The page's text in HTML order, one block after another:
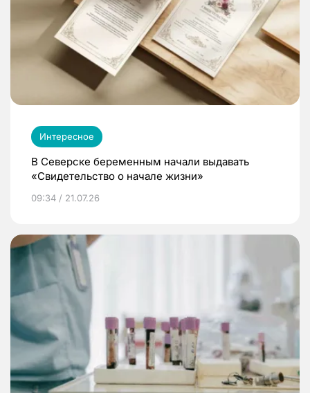
Интересное
В Северске беременным начали выдавать
«Свидетельство о начале жизни»
09:34 / 21.07.26